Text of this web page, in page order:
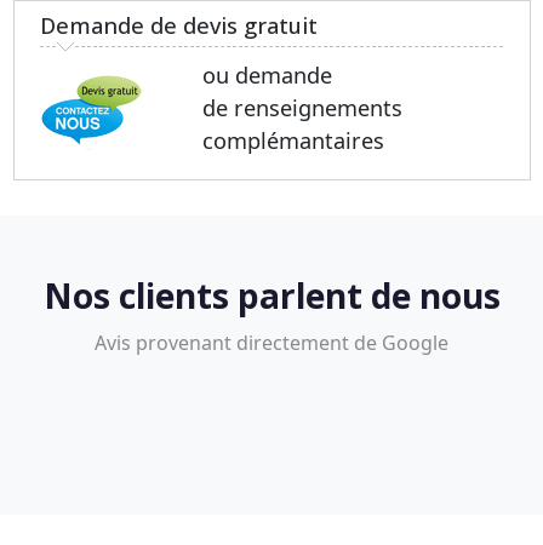
Demande de devis gratuit
ou demande
de renseignements
complémantaires
Nos clients parlent de nous
Avis provenant directement de Google